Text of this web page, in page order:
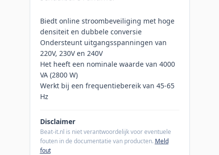
Biedt online stroombeveiliging met hoge
densiteit en dubbele conversie
Ondersteunt uitgangsspanningen van
220V, 230V en 240V
Het heeft een nominale waarde van 4000
VA (2800 W)
Werkt bij een frequentiebereik van 45-65
Hz
Disclaimer
Beat-it.nl is niet verantwoordelijk voor eventuele
fouten in de documentatie van producten. Meld
fout